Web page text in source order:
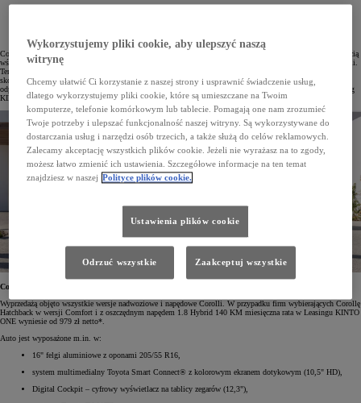
Corolla od miesięcy utrzymuje pozycję lidera polskiego rynku samochodowego i cieszy się dużą popularnością
wśród firm. Tylko od stycznia do listopada bieżącego roku park flotowy powiększył się o 20 750 egz. Corolli.
Ten wynik będzie jeszcze lepszy, gdyż w ramach trwającej wyprzedaży aut z rocznika 2023 firmy mogą teraz
skorzystać ze specjalnej oferty na ten model. Wykwalifikowani doradcy flotowi pomogą dobrać wersję
odpowiednią do rodzaju działalności. Zaproponują też atrakcyjne warunki finansowania, w tym m.in. Leasing
KINTO ONE.
Corolla Hatchback – już od 979 zł netto miesięcznie
Wyprzedażą objęto wszystkie wersje nadwoziowe i napędowe Corolli. W przypadku firm wybierających Corollę
Hatchback w wersji Comfort i z oszczędnym napędem 1.8 Hybrid 140 KM miesięczna rata w Leasingu KINTO
ONE wyniesie od 979 zł netto*.
Auto jest wyposażone m.in. w:
16" felgi aluminiowe z oponami 205/55 R16,
system multimedialny Toyota Smart Connect® z kolorowym ekranem dotykowym (10,5" HD),
Digital Cockpit – cyfrowy wyświetlacz na tablicy zegarów (12,3"),
Wykorzystujemy pliki cookie, aby ulepszyć naszą
witrynę
Chcemy ułatwić Ci korzystanie z naszej strony i usprawnić świadczenie usług,
dlatego wykorzystujemy pliki cookie, które są umieszczane na Twoim
komputerze, telefonie komórkowym lub tablecie. Pomagają one nam zrozumieć
Twoje potrzeby i ulepszać funkcjonalność naszej witryny. Są wykorzystywane do
dostarczania usług i narzędzi osób trzecich, a także służą do celów reklamowych.
Zalecamy akceptację wszystkich plików cookie. Jeżeli nie wyrażasz na to zgody,
możesz łatwo zmienić ich ustawienia. Szczegółowe informacje na ten temat
znajdziesz w naszej Polityce plików cookie.
Ustawienia plików cookie
Odrzuć wszystkie Zaakceptuj wszystkie